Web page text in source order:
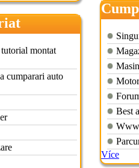
montat
cumparari auto
Best
Více